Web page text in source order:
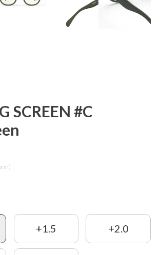
SCREEN #C
+1.5 +2.0